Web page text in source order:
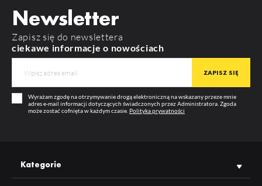
Newsletter
Zapisz się do newslettera
ciekawe informacje o nowościach
Wyrażam zgodę na otrzymywanie drogą elektroniczną na wskazany przeze mnie
adres e-mail informacji dotyczących świadczonych przez Administratora. Zgoda
może zostać cofnięta w każdym czasie. Polityka prywatności
Kategorie